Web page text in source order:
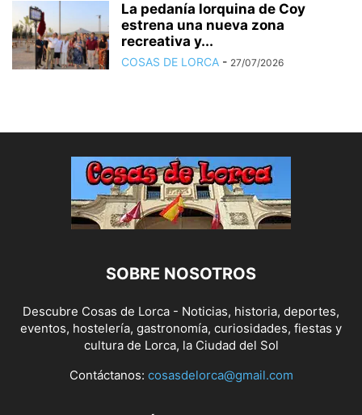
La pedanía lorquina de Coy
estrena una nueva zona
recreativa y...
COSAS DE LORCA - 27/07/2026
SOBRE NOSOTROS
Descubre Cosas de Lorca - Noticias, historia, deportes,
eventos, hostelería, gastronomía, curiosidades, fiestas y
cultura de Lorca, la Ciudad del Sol
Contáctanos: cosasdelorca@gmail.com